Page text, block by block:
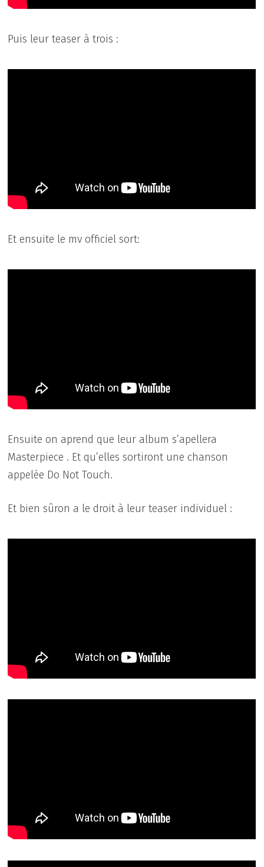
Puis leur teaser à trois :
Et ensuite le mv officiel sort:
Ensuite on aprend que leur album s’apellera
Masterpiece . Et qu’elles sortiront une chanson
appelée Do Not Touch.
Et bien sûron a le droit à leur teaser individuel :